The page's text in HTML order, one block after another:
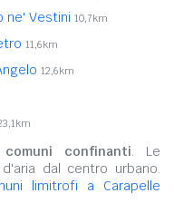
ne' Vestini 10,7km
11,6km
12,6km
comuni confinanti. Le
dal centro urbano.
limitrofi a Carapelle